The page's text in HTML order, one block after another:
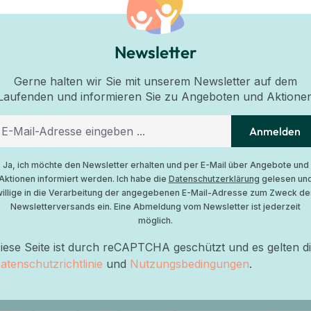
Newsletter
Gerne halten wir Sie mit unserem Newsletter auf dem
und informieren Sie zu Angeboten und
Anmelden
Ja, ich möchte den Newsletter erhalten und per E-Mail über Angebote und
informiert werden. Ich habe die Datenschutzerklärung gelesen
in die Verarbeitung der angegebenen E-Mail-Adresse zum Zweck
Newsletterversands ein. Eine Abmeldung vom Newsletter ist jederzeit
möglich.
Seite ist durch reCAPTCHA geschützt und es gelten
und Nutzungsbedingungen.